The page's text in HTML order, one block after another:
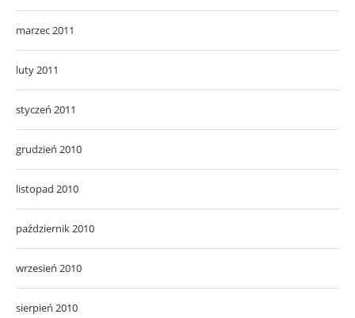
marzec 2011
luty 2011
styczeń 2011
grudzień 2010
listopad 2010
październik 2010
wrzesień 2010
sierpień 2010